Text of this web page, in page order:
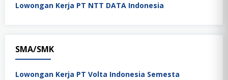
Lowongan Kerja PT NTT DATA Indonesia
SMA/SMK
Lowongan Kerja PT Volta Indonesia Semesta